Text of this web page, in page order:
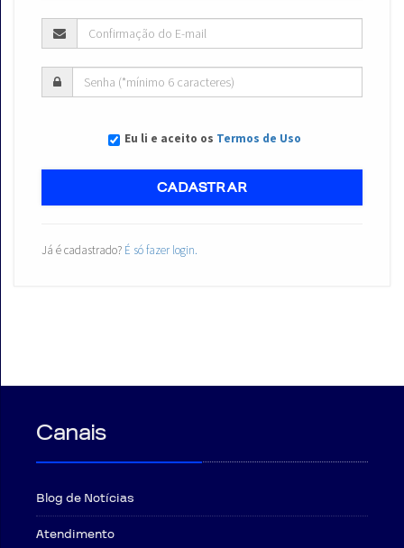
Eu li e aceito os Termos de Uso
CADASTRAR
Já é cadastrado? É só fazer login.
Canais
Blog de Notícias
Atendimento